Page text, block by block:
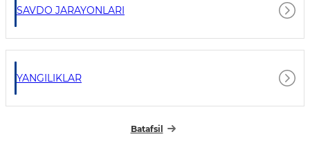
SAVDO JARAYONLARI
YANGILIKLAR
Batafsil